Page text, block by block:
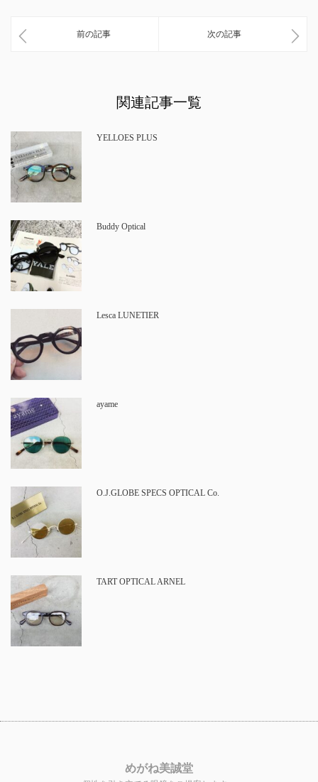
前の記事 次の記事
関連記事一覧
YELLOES PLUS
Buddy Optical
Lesca LUNETIER
ayame
O.J.GLOBE SPECS OPTICAL Co.
TART OPTICAL ARNEL
めがね美誠堂